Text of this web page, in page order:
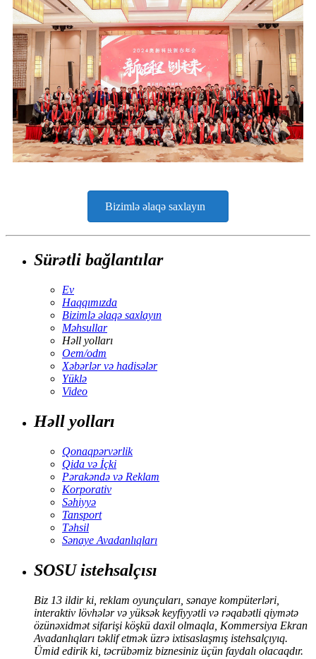
Bizimlə əlaqə saxlayın
Sürətli bağlantılar
Ev
Haqqımızda
Bizimlə əlaqə saxlayın
Məhsullar
Həll yolları
Oem/odm
Xəbərlər və hadisələr
Yüklə
Video
Həll yolları
Qonaqpərvərlik
Qida və İçki
Pərakəndə və Reklam
Korporativ
Səhiyyə
Tansport
Təhsil
Sənaye Avadanlıqları
SOSU istehsalçısı
Biz 13 ildir ki, reklam oyunçuları, sənaye kompüterləri,
interaktiv lövhələr və yüksək keyfiyyətli və rəqabətli qiymətə
özünəxidmət sifarişi köşkü daxil olmaqla, Kommersiya Ekran
Avadanlıqları təklif etmək üzrə ixtisaslaşmış istehsalçıyıq.
Ümid edirik ki, təcrübəmiz biznesiniz üçün faydalı olacaqdır.